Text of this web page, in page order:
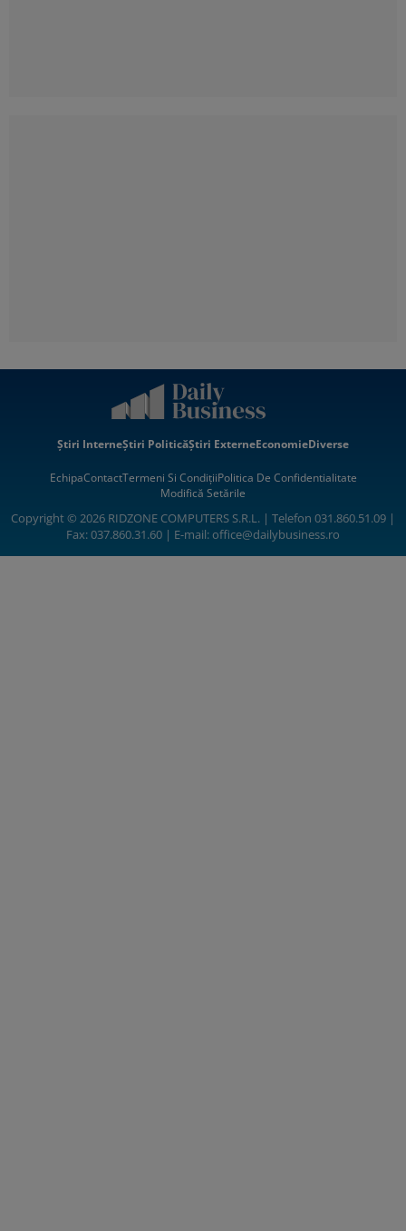
Știri InterneȘtiri PoliticăȘtiri ExterneEconomieDiverse
EchipaContactTermeni Si CondițiiPolitica De Confidentialitate
Modifică Setările
Copyright © 2026 RIDZONE COMPUTERS S.R.L. | Telefon 031.860.51.09 |
Fax: 037.860.31.60 | E-mail:office@dailybusiness.ro